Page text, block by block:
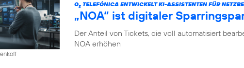
O2 TELEFÓNICA ENTWICKELT KI-ASSISTENTEN FÜR
„NOA“ ist digitaler
Der Anteil von Tickets, die voll automatisiert
NOA erhöhen